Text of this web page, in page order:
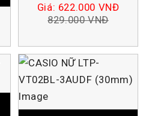
Giá: 622.000 VNĐ
829.000VNĐ